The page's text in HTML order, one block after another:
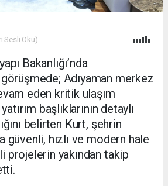
Sesli Oku)
Bakanlığı’nda
Adıyaman merkez
eden kritik ulaşım
başlıklarının detaylı
belirten Kurt, şehrin
güvenli, hızlı ve modern hale
projelerin yakından takip